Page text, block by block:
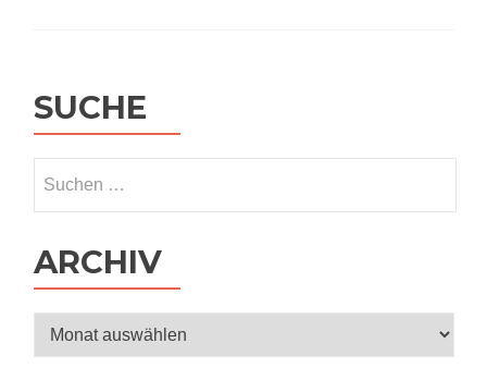
SUCHE
nach:
ARCHIV
Archiv